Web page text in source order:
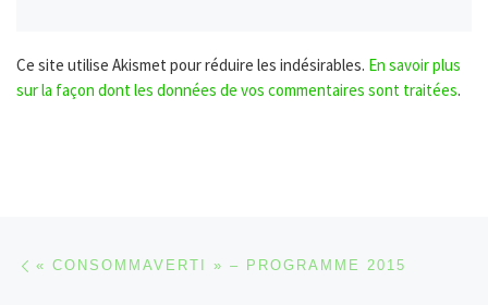
Ce site utilise Akismet pour réduire les indésirables. En savoir plus
sur la façon dont les données de vos commentaires sont traitées.
Parcourir les articles
« CONSOMMAVERTI » – PROGRAMME 2015